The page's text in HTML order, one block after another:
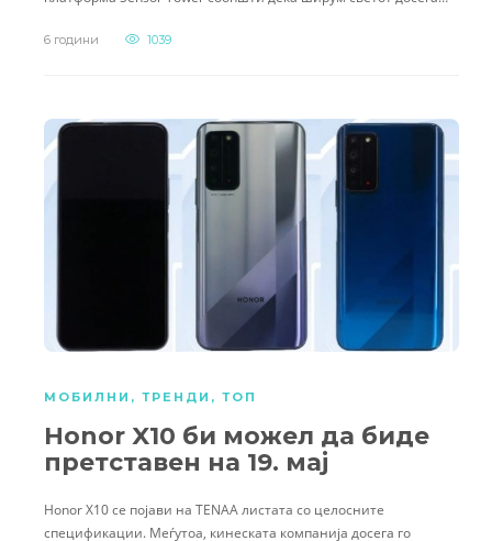
6 години 1039
МОБИЛНИ , ТРЕНДИ , ТОП
Honor X10 би можел да биде
претставен на 19. мај
Honor X10 се појави на TENAA листата со целосните
спецификации. Меѓутоа, кинеската компанија досега го